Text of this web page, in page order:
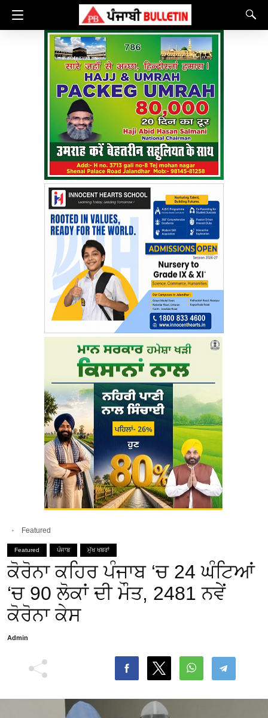
Featured
Featured ਪੰਜਾਬ ਮੁੱਖ ਖਬਰਾਂ
ਕੋਰੋਨਾ ਕਹਿਰ ਪੰਜਾਬ ‘ਚ 24 ਘੰਟਿਆਂ
‘ਚ 90 ਲੋਕਾਂ ਦੀ ਮੌਤ, 2481 ਨਵੇਂ
ਕੋਰੋਨਾ ਕੇਸ
Admin